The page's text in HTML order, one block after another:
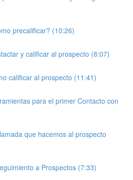
precalificar? (10:26)
y calificar al prospecto (8:07)
calificar al prospecto (11:41)
para el primer Contacto con
que hacemos al prospecto
a Prospectos (7:33)